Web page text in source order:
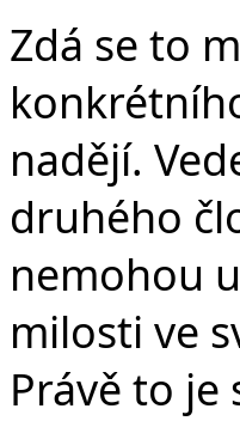
Zdá se to
nadějí.
druhého
nemohou
milosti ve
Právě to je